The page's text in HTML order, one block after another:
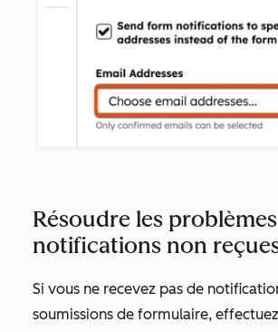
Résoudre les
notifications non
Si vous ne recevez pas de
soumissions de formulaire,